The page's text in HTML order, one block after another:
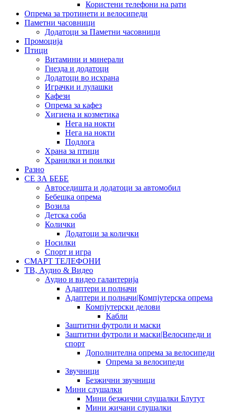
Користени телефони на рати
Опрема за тротинети и велосипеди
Паметни часовници
Додатоци за Паметни часовници
Промоција
Птици
Витамини и минерали
Гнезда и додатоци
Додатоци во исхрана
Играчки и лулашки
Кафези
Опрема за кафез
Хигиена и козметика
Нега на нокти
Нега на нокти
Подлога
Храна за птици
Хранилки и поилки
Разно
СЕ ЗА БЕБЕ
Автоседишта и додатоци за автомобил
Бебешка опрема
Возила
Детска соба
Колички
Додатоци за колички
Носилки
Спорт и игра
СМАРТ ТЕЛЕФОНИ
ТВ, Аудио & Видео
Аудио и видео галантерија
Адаптери и полначи
Адаптери и полначи|Компјутерска опрема
Компјутерски делови
Кабли
Заштитни футроли и маски
Заштитни футроли и маски|Велосипеди и
спорт
Дополнителна опрема за велосипеди
Опрема за велосипеди
Звучници
Безжични звучници
Мини слушалки
Мини безжични слушалки Блутут
Мини жичани слушалки